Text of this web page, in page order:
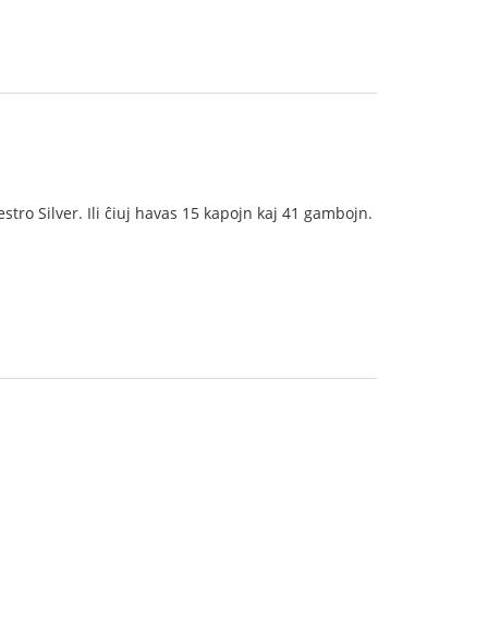
Silver. Ili ĉiuj havas 15 kapojn kaj 41 gambojn.